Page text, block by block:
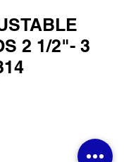
2 1/2"- 3